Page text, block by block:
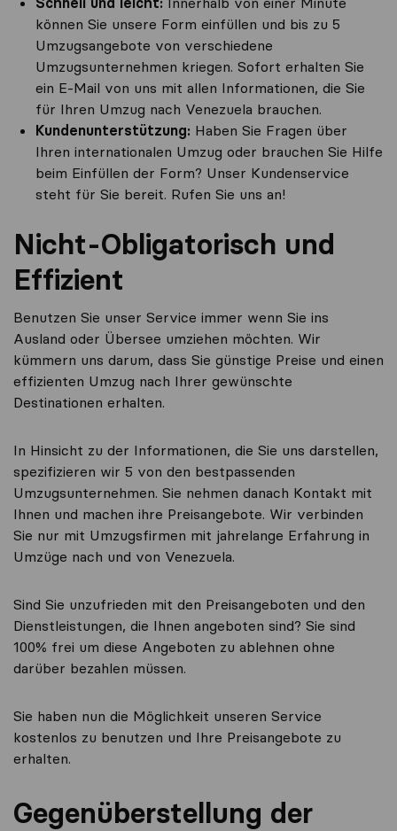
können Sie unsere Form einfüllen und bis zu 5
Umzugsangebote von verschiedene
Umzugsunternehmen kriegen. Sofort erhalten Sie
ein E-Mail von uns mit allen Informationen, die Sie
für Ihren Umzug nach Venezuela brauchen.
Kundenunterstützung: Haben Sie Fragen über
Ihren internationalen Umzug oder brauchen Sie Hilfe
beim Einfüllen der Form? Unser Kundenservice
steht für Sie bereit. Rufen Sie uns an!
Nicht-Obligatorisch und
Effizient
Benutzen Sie unser Service immer wenn Sie ins
Ausland oder Übersee umziehen möchten. Wir
kümmern uns darum, dass Sie günstige Preise und einen
effizienten Umzug nach Ihrer gewünschte
Destinationen erhalten.
In Hinsicht zu der Informationen, die Sie uns darstellen,
spezifizieren wir 5 von den bestpassenden
Umzugsunternehmen. Sie nehmen danach Kontakt mit
Ihnen und machen ihre Preisangebote. Wir verbinden
Sie nur mit Umzugsfirmen mit jahrelange Erfahrung in
Umzüge nach und von Venezuela.
Sind Sie unzufrieden mit den Preisangeboten und den
Dienstleistungen, die Ihnen angeboten sind? Sie sind
100% frei um diese Angeboten zu ablehnen ohne
darüber bezahlen müssen.
Sie haben nun die Möglichkeit unseren Service
kostenlos zu benutzen und Ihre Preisangebote zu
erhalten.
Gegenüberstellung der